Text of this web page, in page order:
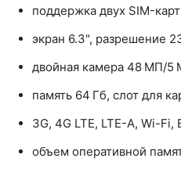
поддержка двух SIM-карт
экран 6.3", разрешение
двойная камера 48 МП/5
память 64 Гб, слот для
3G, 4G LTE, LTE-A, Wi-
объем оперативной